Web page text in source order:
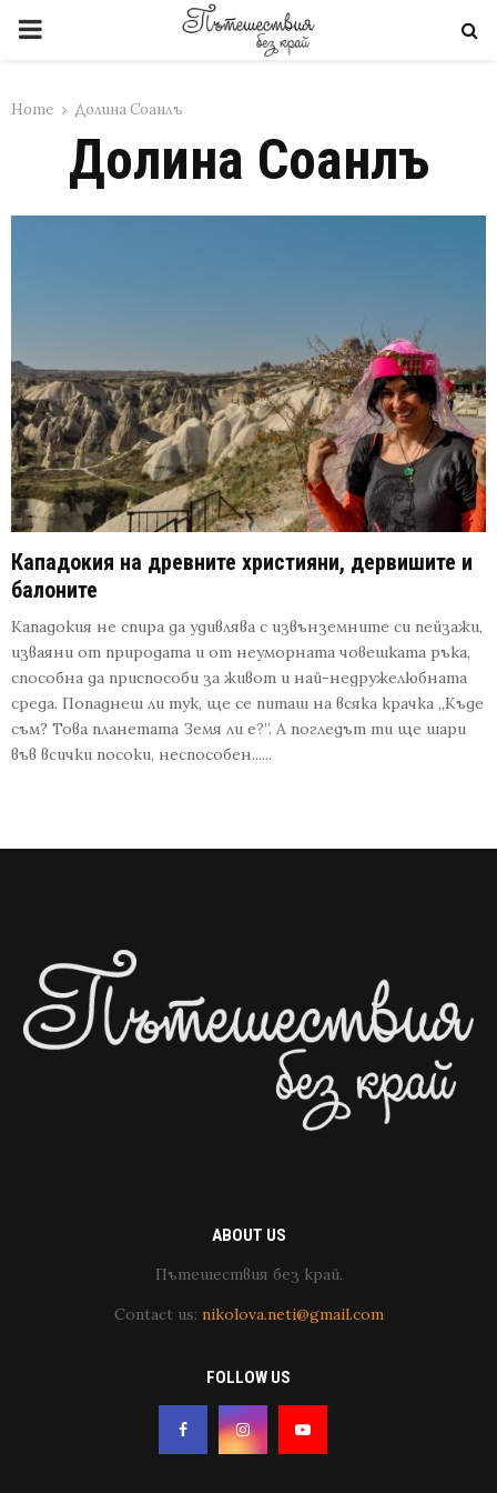
PRIMARY
Home Долина Соанлъ
Долина Соанлъ
Кападокия на древните християни, дервишите и
балоните
Кападокия не спира да удивлява с извънземните си пейзажи,
изваяни от природата и от неуморната човешката ръка,
способна да приспособи за живот и най-недружелюбната
среда. Попаднеш ли тук, ще се питаш на всяка крачка „Къде
съм? Това планетата Земя ли е?”. А погледът ти ще шари
във всички посоки, неспособен......
ABOUT US
Пътешествия без край.
Contact us: nikolova.neti@gmail.com
FOLLOW US